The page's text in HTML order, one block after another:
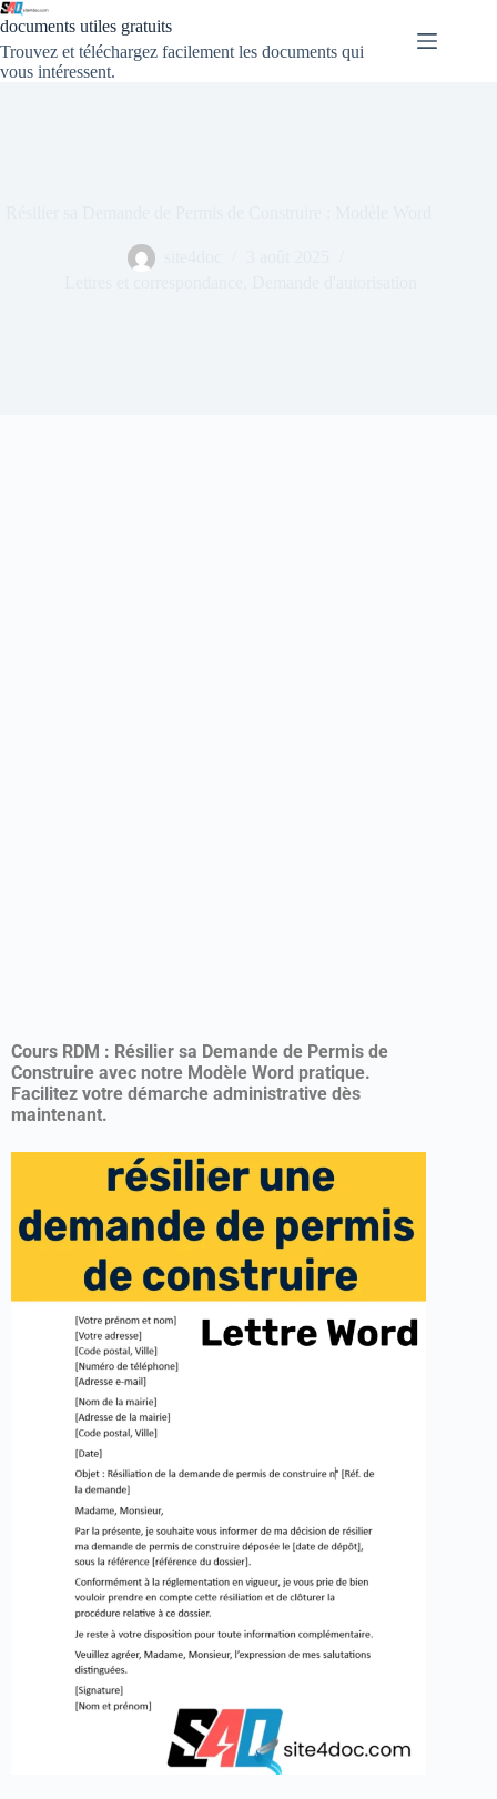
documents utiles gratuits
Trouvez et téléchargez facilement les documents qui
vous intéressent.
Cours RDM : Résilier sa Demande de Permis de
Construire avec notre Modèle Word pratique.
Facilitez votre démarche administrative dès
maintenant.